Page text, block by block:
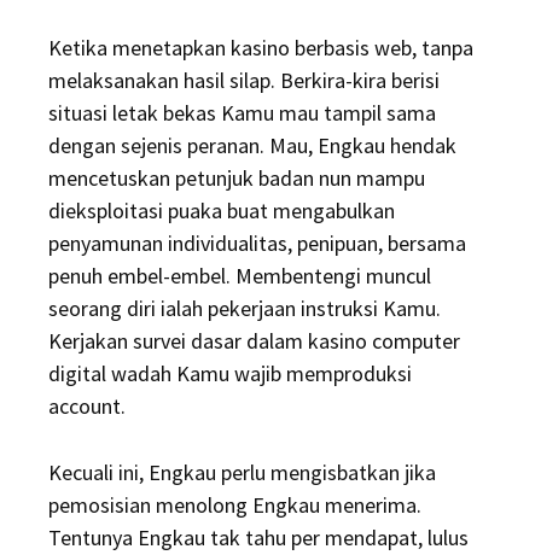
Ketika menetapkan kasino berbasis web, tanpa
melaksanakan hasil silap. Berkira-kira berisi
situasi letak bekas Kamu mau tampil sama
dengan sejenis peranan. Mau, Engkau hendak
mencetuskan petunjuk badan nun mampu
dieksploitasi puaka buat mengabulkan
penyamunan individualitas, penipuan, bersama
penuh embel-embel. Membentengi muncul
seorang diri ialah pekerjaan instruksi Kamu.
Kerjakan survei dasar dalam kasino computer
digital wadah Kamu wajib memproduksi
account.
Kecuali ini, Engkau perlu mengisbatkan jika
pemosisian menolong Engkau menerima.
Tentunya Engkau tak tahu per mendapat, lulus